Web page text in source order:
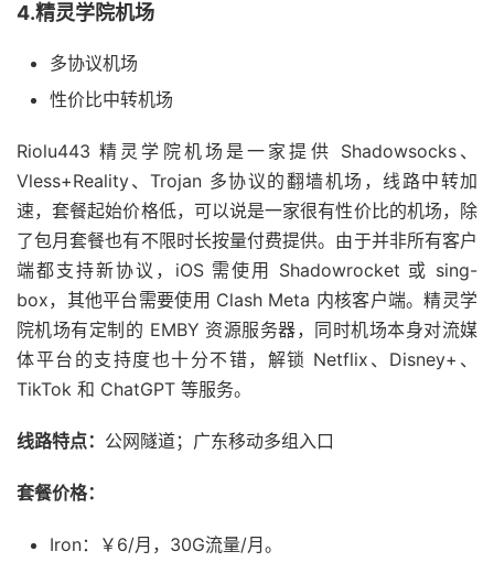
4.精灵学院机场
多协议机场
性价比中转机场
Riolu443 精灵学院机场是一家提供 Shadowsocks、
Vless+Reality、Trojan 多协议的翻墙机场，线路中转加
速，套餐起始价格低，可以说是一家很有性价比的机场，除
了包月套餐也有不限时长按量付费提供。由于并非所有客户
端都支持新协议，iOS 需使用 Shadowrocket 或 sing-
box，其他平台需要使用 Clash Meta 内核客户端。精灵学
院机场有定制的 EMBY 资源服务器，同时机场本身对流媒
体平台的支持度也十分不错，解锁 Netflix、Disney+、
TikTok 和 ChatGPT 等服务。
线路特点： 公网隧道；广东移动多组入口
套餐价格：
Iron：￥6/月，30G流量/月。